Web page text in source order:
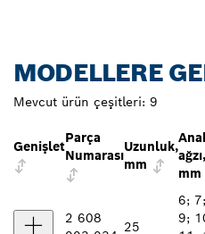
MODELLERE
Mevcut ürün çeşitleri: 9
Genişlet
Parça
Numarası
Uzunluk,
mm
ağzı,
mm
2 608
25
6;
9;